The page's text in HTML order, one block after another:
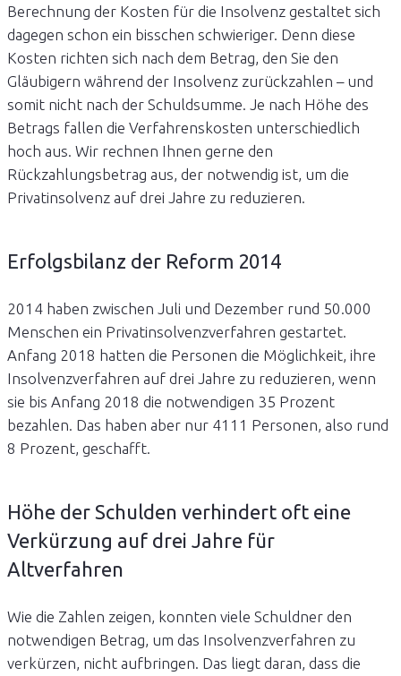
Berechnung der Kosten für die Insolvenz gestaltet sich
dagegen schon ein bisschen schwieriger. Denn diese
Kosten richten sich nach dem Betrag, den Sie den
Gläubigern während der Insolvenz zurückzahlen – und
somit nicht nach der Schuldsumme. Je nach Höhe des
Betrags fallen die Verfahrenskosten unterschiedlich
hoch aus. Wir rechnen Ihnen gerne den
Rückzahlungsbetrag aus, der notwendig ist, um die
Privatinsolvenz auf drei Jahre zu reduzieren.
Erfolgsbilanz der Reform 2014
2014 haben zwischen Juli und Dezember rund 50.000
Menschen ein Privatinsolvenzverfahren gestartet.
Anfang 2018 hatten die Personen die Möglichkeit, ihre
Insolvenzverfahren auf drei Jahre zu reduzieren, wenn
sie bis Anfang 2018 die notwendigen 35 Prozent
bezahlen. Das haben aber nur 4111 Personen, also rund
8 Prozent, geschafft.
Höhe der Schulden verhindert oft eine
Verkürzung auf drei Jahre für
Altverfahren
Wie die Zahlen zeigen, konnten viele Schuldner den
notwendigen Betrag, um das Insolvenzverfahren zu
verkürzen, nicht aufbringen. Das liegt daran, dass die